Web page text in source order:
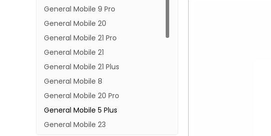
General Mobile 9 Pro
General Mobile 20
General Mobile 21 Pro
General Mobile 21
General Mobile 21 Plus
General Mobile 8
General Mobile 20 Pro
General Mobile 5 Plus
General Mobile 23